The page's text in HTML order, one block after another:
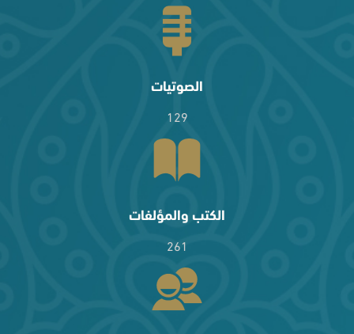
الصوتيات
129
الكتب والمؤلفات
261